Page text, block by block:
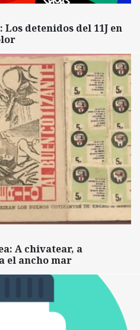
detenidos del 11J en
A chivatear, a
el ancho mar